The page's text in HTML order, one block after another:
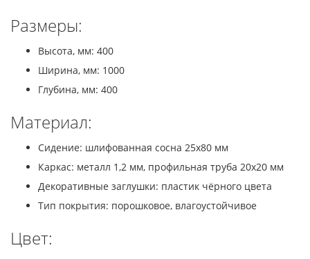
Размеры:
Высота, мм: 400
Ширина, мм: 1000
Глубина, мм: 400
Материал:
Сидение: шлифованная сосна 25x80 мм
Каркас: металл 1,2 мм, профильная труба 20x20 мм
Декоративные заглушки: пластик чёрного цвета
Тип покрытия: порошковое, влагоустойчивое
Цвет: